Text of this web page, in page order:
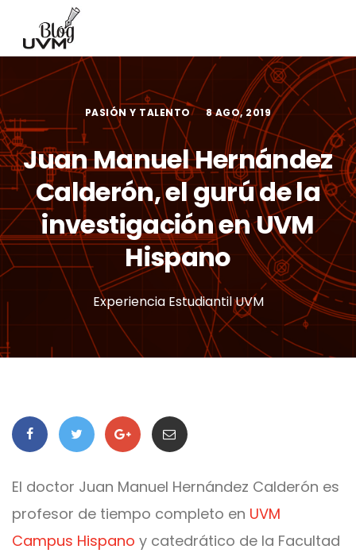
PASIÓN Y TALENTO 8 AGO, 2019
Juan Manuel Hernández
Calderón, el gurú de la
investigación en UVM
Hispano
Experiencia Estudiantil UVM
El doctor Juan Manuel Hernández Calderón es
profesor de tiempo completo en UVM
Campus Hispano y catedrático de la Facultad